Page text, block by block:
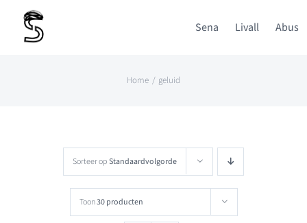
naar
Sena Livall Abus
Home geluid
Sorteer opStandaardvolgorde
Toon30 producten